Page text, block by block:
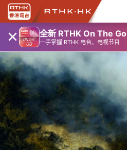
× 全新 RTHK On The Go
一手掌握 RTHK 电台、电视节目